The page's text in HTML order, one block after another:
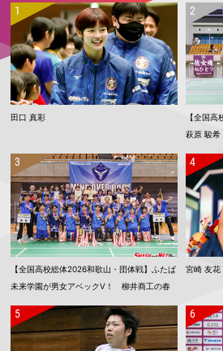
田口 真彩
【全国
萩原 駿
単：渡邉
優寿／
覇！
【全国高校総体2026和歌山・団体戦】ふたば
未来学園が男女アベックV！ 柳井商工の春
宮崎 友花